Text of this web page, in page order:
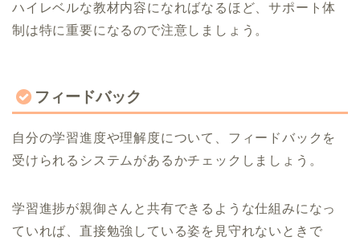
ハイレベルな教材内容になればなるほど、サポート体
制は特に重要になるので注意しましょう。
フィードバック
自分の学習進度や理解度について、フィードバックを
受けられるシステムがあるかチェックしましょう。
学習進捗が親御さんと共有できるような仕組みになっ
ていれば、直接勉強している姿を見守れないときで